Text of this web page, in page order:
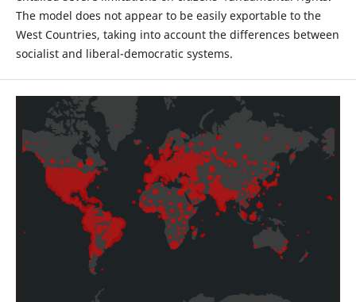
The model does not appear to be easily exportable to the
West Countries, taking into account the differences between
socialist and liberal-democratic systems.